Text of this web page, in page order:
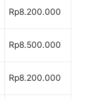
Rp8.200.000
Rp8.500.000
Rp8.200.000